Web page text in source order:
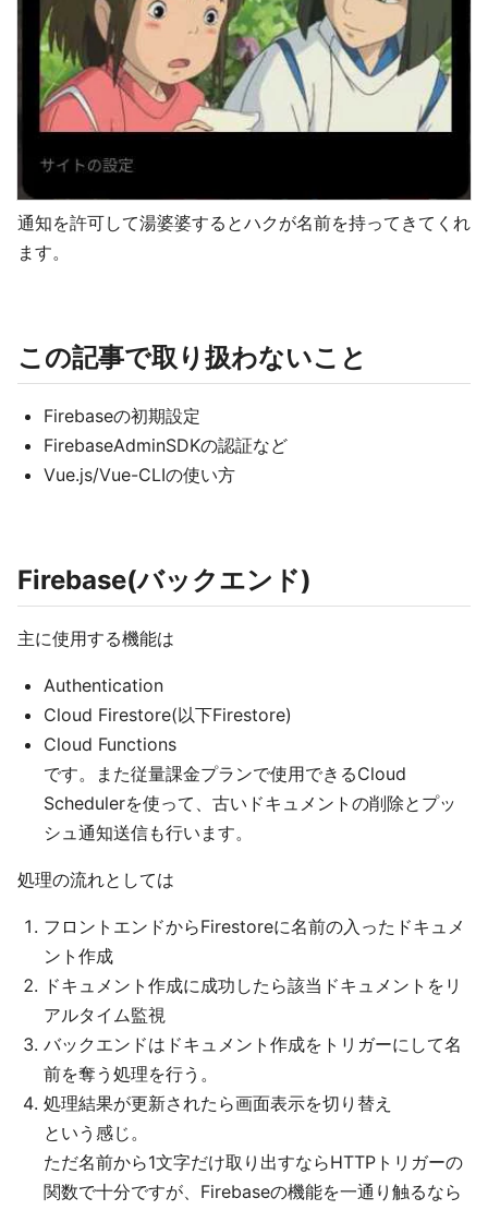
通知を許可して湯婆婆するとハクが名前を持ってきてくれ
ます。
この記事で取り扱わないこと
Firebaseの初期設定
FirebaseAdminSDKの認証など
Vue.js/Vue-CLIの使い方
Firebase(バックエンド)
主に使用する機能は
Authentication
Cloud Firestore(以下Firestore)
Cloud Functions
です。また従量課金プランで使用できるCloud
Schedulerを使って、古いドキュメントの削除とプッ
シュ通知送信も行います。
処理の流れとしては
フロントエンドからFirestoreに名前の入ったドキュメ
ント作成
ドキュメント作成に成功したら該当ドキュメントをリ
アルタイム監視
バックエンドはドキュメント作成をトリガーにして名
前を奪う処理を行う。
処理結果が更新されたら画面表示を切り替え
という感じ。
ただ名前から1文字だけ取り出すならHTTPトリガーの
関数で十分ですが、Firebaseの機能を一通り触るなら